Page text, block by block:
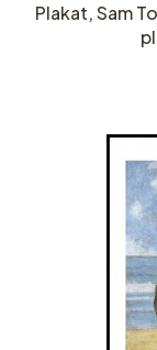
Plakat, Sam